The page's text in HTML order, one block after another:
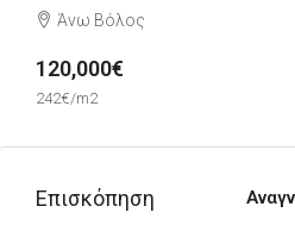
Άνω Βόλος
120,000€
242€/m2
Επισκόπηση